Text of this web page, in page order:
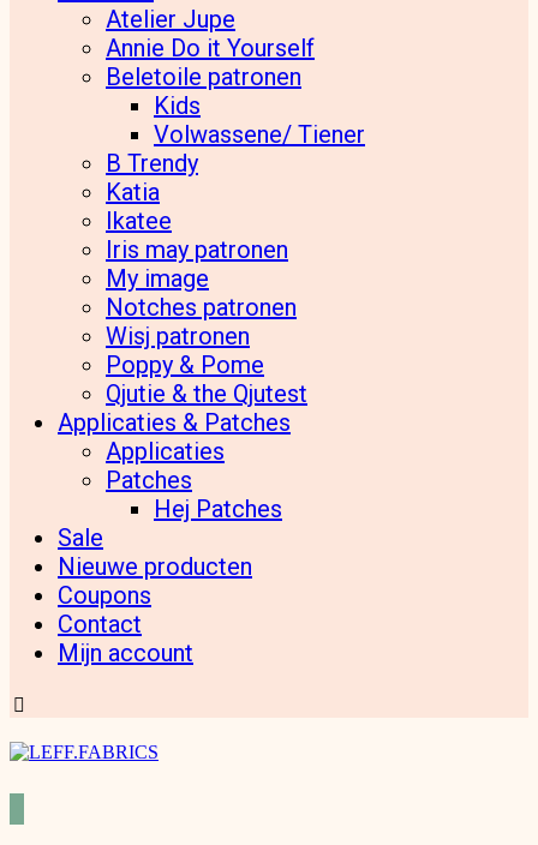
Atelier Jupe
Annie Do it Yourself
Beletoile patronen
Kids
Volwassene/ Tiener
B Trendy
Katia
Ikatee
Iris may patronen
My image
Notches patronen
Wisj patronen
Poppy & Pome
Qjutie & the Qjutest
Applicaties & Patches
Applicaties
Patches
Hej Patches
Sale
Nieuwe producten
Coupons
Contact
Mijn account